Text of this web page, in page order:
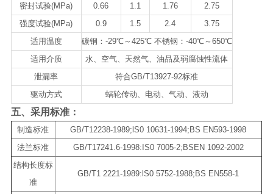
密封试验(MPa)
0.66 1.1 1.76
2.75
强度试验(MPa)
0.9 1.5 2.4
3.75
适用温度
碳钢：-29℃～425℃ 不锈钢：-40℃～650℃
适用介质
水、空气、天然气、油品及弱腐蚀性流体
泄漏率
符合GB/T13927-92标准
驱动方式
蜗轮传动、电动、气动、液动
五、采用标准：
制造标准
GB/T12238-1989;lS0 10631-1994;BS EN593-1998
法兰标准
GB/T17241.6-1998:IS0 7005-2;BSEN 1092-2002
结构长度标
准
GB/T1 2221-1989:lS0 5752-1988;BS EN558-1